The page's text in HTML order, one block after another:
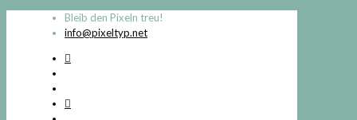
Bleib den Pixeln treu!
info@pixeltyp.net